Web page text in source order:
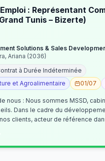
: Représentant
Tunis – Bizerte)
Solutions & Sales
Ariana (2036)
à Durée Indéterminée
et Agroalimentaire
01/07
nous : Nous sommes MSSD,
Dans le cadre du
clients, acteur de référence